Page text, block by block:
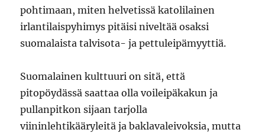
pohtimaan, miten helvetissä katolilainen
irlantilaispyhimys pitäisi niveltää osaksi
suomalaista talvisota- ja pettuleipämyyttiä.
Suomalainen kulttuuri on sitä, että
pitopöydässä saattaa olla voileipäkakun ja
pullanpitkon sijaan tarjolla
viininlehtikääryleitä ja baklavaleivoksia, mutta